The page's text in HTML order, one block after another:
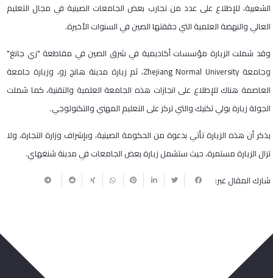
الشعبية، للإطلاع على عدد من تجارب بعض الجامعات الصينية في مجال التعليم
العالي والنهضة العلمية التي حققتها الصين في السنوات الأخيرة.
وقد شملت الزيارة مؤسسات أكاديمية في شرق الصين في مقاطعة "زي جانغ"
وجامعة Zhejiang Normal University، ثم زيارة مدينة هانج زو، وزيارة جامعة
العاصمة هناك للإطلاع على انجازات هذه الجامعة العلمية والتقنية، كما شملت
الجولة زيارة بولي تكنيك والتي تركز على التعليم المهني والتكنولوجي.
يذكر أن هذه الزيارة تأتي بدعوة من الحكومة الصينية، وبإشراف وزارة التجارة، ولا
تزال الزيارة مستمرة، حيث ستشمل زيارة بعض الجامعات في مدينة شنغهاي.
شارك المقال عبر: